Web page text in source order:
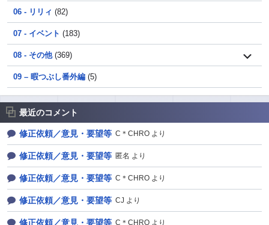
06 - リリィ (82)
07 - イベント (183)
08 - その他(369)
09 – 暇つぶし番外編 (5)
最近のコメント
修正依頼／意見・要望等 C＊CHRO より
修正依頼／意見・要望等 匿名 より
修正依頼／意見・要望等 C＊CHRO より
修正依頼／意見・要望等 CJ より
修正依頼／意見・要望等 C＊CHRO より